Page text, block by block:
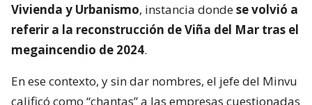
Vivienda y Urbanismo, instancia dondese volvió a
referir a la reconstrucción de Viña del Mar tras el
megaincendio de 2024.
En ese contexto, y sin dar nombres, el jefe del Minvu
calificó como “chantas” a las empresas cuestionadas